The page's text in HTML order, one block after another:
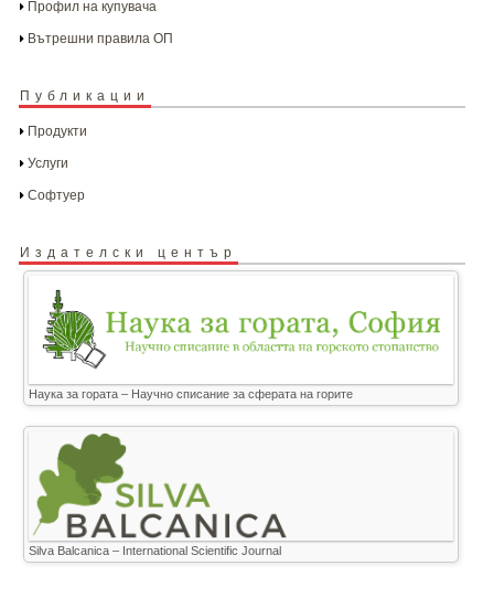
Профил на купувача
Вътрешни правила ОП
Публикации
Продукти
Услуги
Софтуер
Издателски център
Наука за гората – Научно списание за сферата на горите
Silva Balcanica – International Scientific Journal